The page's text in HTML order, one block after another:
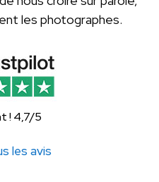
les photographes.
! 4,7/5
les avis